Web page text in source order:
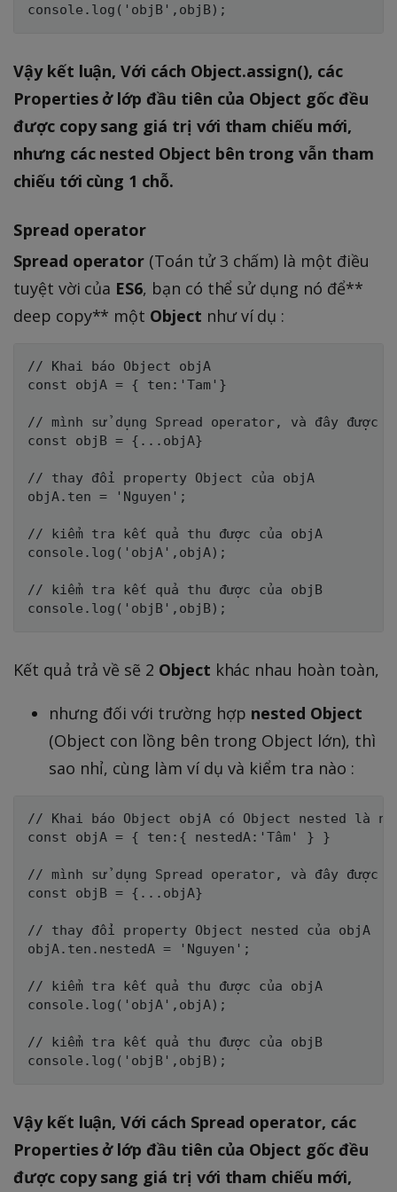
Vậy kết luận, Với cách Object.assign(), các
Properties ở lớp đầu tiên của Object gốc đều
được copy sang giá trị với tham chiếu mới,
nhưng các nested Object bên trong vẫn tham
chiếu tới cùng 1 chỗ.
Spread operator
Spread operator (Toán tử 3 chấm) là một điều
tuyệt vời của ES6, bạn có thể sử dụng nó để**
deep copy** một Object như ví dụ :
// Khai báo Object objA
const objA = { ten:'Tam'}
// mình sử dụng Spread operator, và đây được
const objB = {...objA}
// thay đổi property Object của objA
objA.ten = 'Nguyen';
// kiểm tra kết quả thu được của objA
console.log('objA',objA);
// kiểm tra kết quả thu được của objB
Kết quả trả về sẽ 2 Object khác nhau hoàn toàn,
nhưng đối với trường hợp nested Object
(Object con lồng bên trong Object lớn), thì
sao nhỉ, cùng làm ví dụ và kiểm tra nào :
// Khai báo Object objA có Object nested là
const objA = { ten:{ nestedA:'Tâm' } }
// mình sử dụng Spread operator, và đây được
const objB = {...objA}
// thay đổi property Object nested của objA
objA.ten.nestedA = 'Nguyen';
// kiểm tra kết quả thu được của objA
console.log('objA',objA);
// kiểm tra kết quả thu được của objB
Vậy kết luận, Với cách Spread operator, các
Properties ở lớp đầu tiên của Object gốc đều
được copy sang giá trị với tham chiếu mới,